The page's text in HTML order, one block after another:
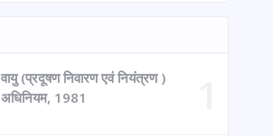
वायु (प्रदूषण निवारण एवं नियंत्रण )
अधिनियम, 1981